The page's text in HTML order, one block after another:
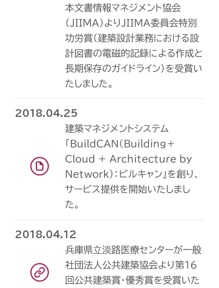
本文書情報マネジメント協会
（JIIMA）よりJIIMA委員会特別
功労賞（建築設計業務における設
計図書の電磁的記録による作成と
長期保存のガイドライン）を受賞い
たしました。
2018.04.25
建築マネジメントシステム
「BuildCAN（Building＋
Cloud + Architecture by
Network）：ビルキャン」を創り、
サービス提供を開始いたしまし
た。
2018.04.12
兵庫県⽴淡路医療センターが一般
社団法人公共建築協会より第16
回公共建築賞・優秀賞を受賞いた